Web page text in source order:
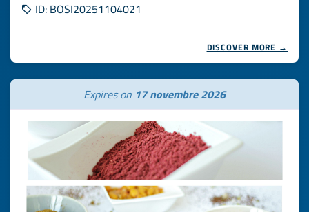
ID: BOSI20251104021
DISCOVER MORE →
Expires on 17 novembre 2026